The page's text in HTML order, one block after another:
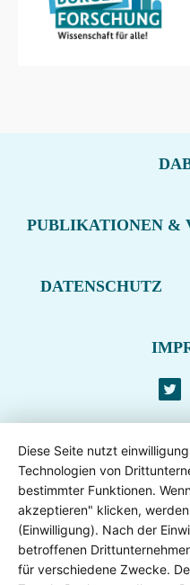
PUBLIKATIONEN &
DATENSCHUTZ
Diese Seite nutzt
Technologien von
bestimmter Funktionen.
akzeptieren" klicken,
(Einwilligung). Nach der
betroffenen
für verschiedene Zwecke.